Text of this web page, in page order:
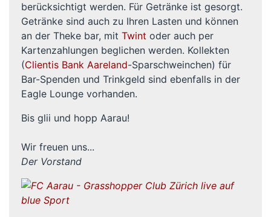
berücksichtigt werden. Für Getränke ist gesorgt.
Getränke sind auch zu Ihren Lasten und können
an der Theke bar, mit Twint oder auch per
Kartenzahlungen beglichen werden. Kollekten
(Clientis Bank Aareland-Sparschweinchen) für
Bar-Spenden und Trinkgeld sind ebenfalls in der
Eagle Lounge vorhanden.
Bis glii und hopp Aarau!
Wir freuen uns...
Der Vorstand